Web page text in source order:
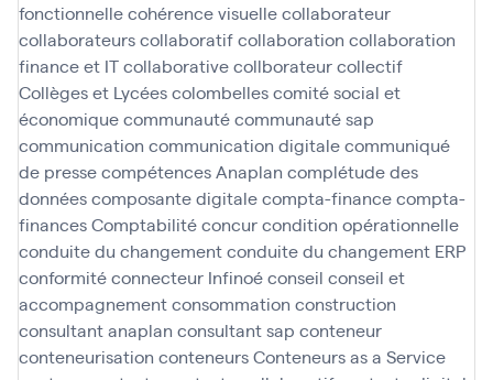
fonctionnellecohérence visuellecollaborateur
collaborateurscollaboratifcollaboration collaboration
finance et ITcollaborativecollborateurcollectif
Collèges et Lycéescolombellescomité social et
économiquecommunautécommunauté sap
communication communication digitalecommuniqué
de pressecompétences Anaplan complétude des
donnéescomposante digitalecompta-financecompta-
financesComptabilitéconcurcondition opérationnelle
conduite du changementconduite du changement ERP
conformitéconnecteur Infinoéconseil conseil et
accompagnementconsommation construction
consultant anaplan consultant sap conteneur
conteneurisation conteneursConteneurs as a Service